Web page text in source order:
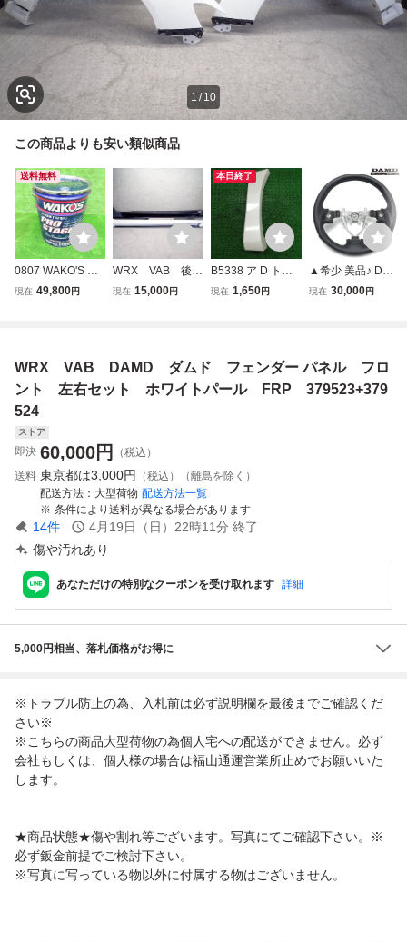
1 / 10
この商品よりも安い類似商品
送料無料
0807 WAKO'S ワ
コーズ プロステー
不可
現在 49,800円
WRX VAB 後
期 Kuhl Racing
塗装 393092+39
3093
現在 15,000円
本日終了
B5338 ア D トヨ
タ アルファード A
転席 白 ホワイト 7
6911-58010
現在 1,650円
▲希少 美品♪ DAM
D ダムド ブラック
X STI GV GR GH
レガシィ BP BL▲
現在 30,000円
WRX VAB DAMD ダムド フェンダー パネル フロ
ント 左右セット ホワイトパール FRP 379523+379
524
ストア
即決 60,000円
（税込）
送料 東京都は3,000円
（税込）（離島を除く）
配送方法
大型荷物 配送方法一覧
条件により送料が異なる場合があります
14件 4月19日（日）22時11分 終了
傷や汚れあり
あなただけの特別なクーポンを受け取れます 詳細
5,000円相当、落札価格がお得に
※トラブル防止の為、入札前は必ず説明欄を最後までご確認くだ
さい※
※こちらの商品大型荷物の為個人宅への配送ができません。必ず
会社もしくは、個人様の場合は福山通運営業所止めでお願いいた
します。
★商品状態★傷や割れ等ございます。写真にてご確認下さい。※
必ず鈑金前提でご検討下さい。
※写真に写っている物以外に付属する物はございません。